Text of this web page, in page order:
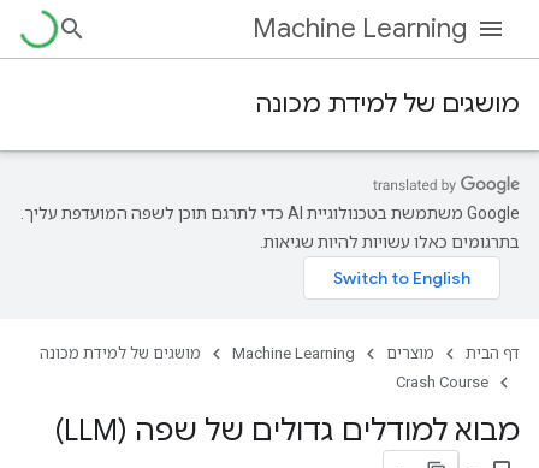
Machine Learning
מושגים של למידת מכונה
‫Google משתמשת בטכנולוגיית AI כדי לתרגם תוכן לשפה המועדפת עליך.
בתרגומים כאלו עשויות להיות שגיאות.
דף הבית מוצרים Machine Learning
מושגים של למידת מכונה
Crash Course
מבוא למודלים גדולים של שפה (LLM)